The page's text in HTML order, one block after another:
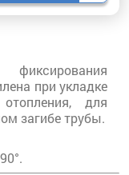
при укладке
для
загибе трубы.